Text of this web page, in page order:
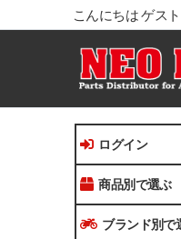
こんにちは ゲス
ログイン
商品別で選ぶ
ブランド別で